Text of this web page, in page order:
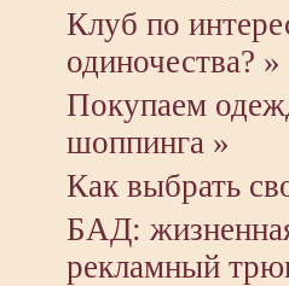
Клуб по
одиночества? »
Покупаем
шоппинга »
Как выбрать
БАД:
рекламный